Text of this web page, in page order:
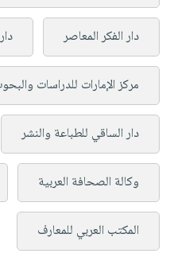
دار الفكر المعاصر
مركز الإمارات للدراسات
دار الساقي للطباعة والنشر
وكالة الصحافة العربية
المكتب العربي للمعارف